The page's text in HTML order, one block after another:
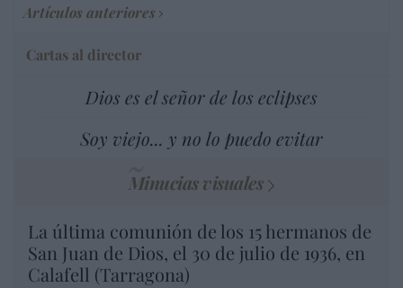
Artículos anteriores
Cartas al director
Dios es el señor de los eclipses
Soy viejo... y no lo puedo evitar
Minucias visuales
La última comunión de los 15 hermanos de
San Juan de Dios, el 30 de julio de 1936, en
Calafell (Tarragona)